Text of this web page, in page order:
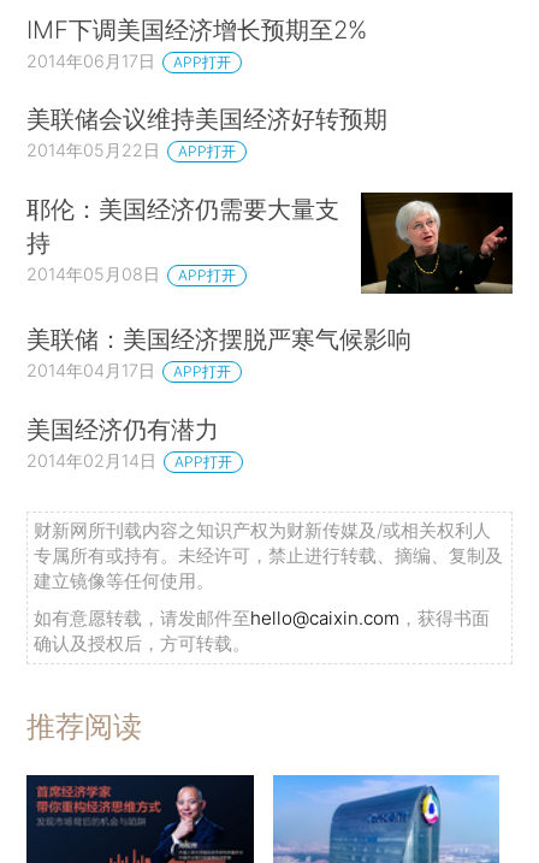
IMF下调美国经济增长预期至2%
2014年06月17日 APP打开
美联储会议维持美国经济好转预期
2014年05月22日 APP打开
耶伦：美国经济仍需要大量支
持
2014年05月08日 APP打开
美联储：美国经济摆脱严寒气候影响
2014年04月17日 APP打开
美国经济仍有潜力
2014年02月14日 APP打开
财新网所刊载内容之知识产权为财新传媒及/或相关权利人
专属所有或持有。未经许可，禁止进行转载、摘编、复制及
建立镜像等任何使用。
如有意愿转载，请发邮件至hello@caixin.com ，获得书面
确认及授权后，方可转载。
推荐阅读